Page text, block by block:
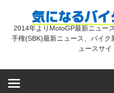
2014年よりMotoGP最新ニュー
手権(SBK)最新ニュース、バイ
ュースサイ